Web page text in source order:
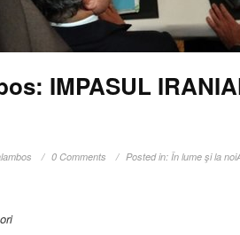
IMPASUL
0 Comments Posted in:În lume şi la noi